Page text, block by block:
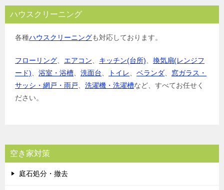
ハウスクリーニング
各種ハウスクリーニングも対応しております。
フローリング エアコン キッチン(台所)
換気扇(レンジフ
ード)
浴室・浴槽 洗面台 トイレ ベランダ
窓ガラス・
サッシ・網戸・雨戸
洗濯機・洗濯槽など、すべてお任せく
ださい。
空き家対策
庭石処分・撤去